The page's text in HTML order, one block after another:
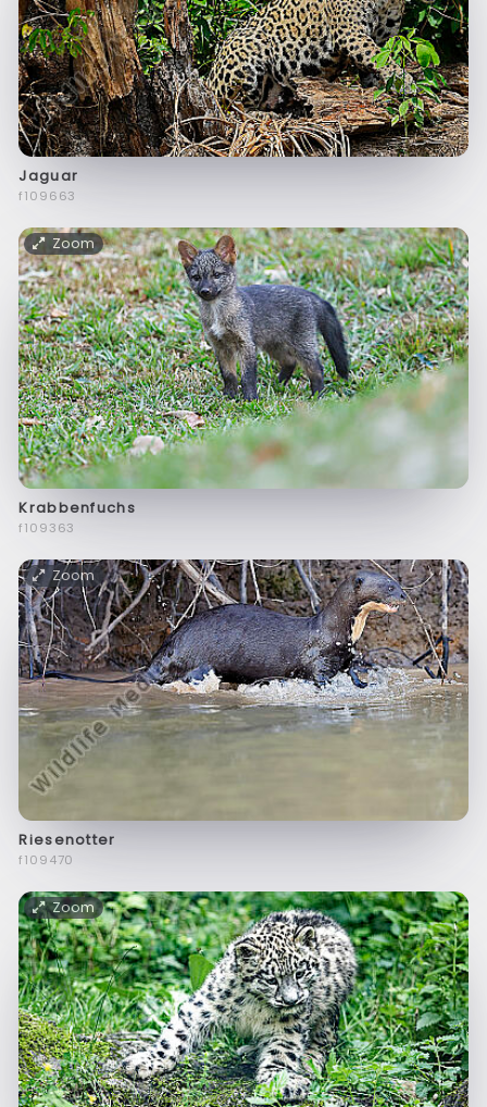
Jaguar
f109663
Zoom
Krabbenfuchs
f109363
Zoom
Riesenotter
f109470
Zoom